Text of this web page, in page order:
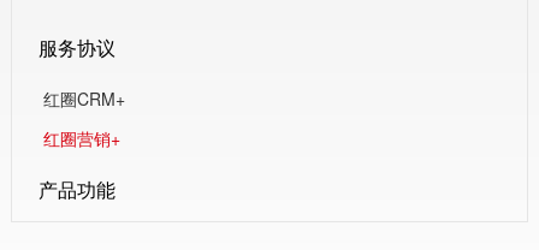
服务协议
红圈CRM+
红圈营销+
产品功能